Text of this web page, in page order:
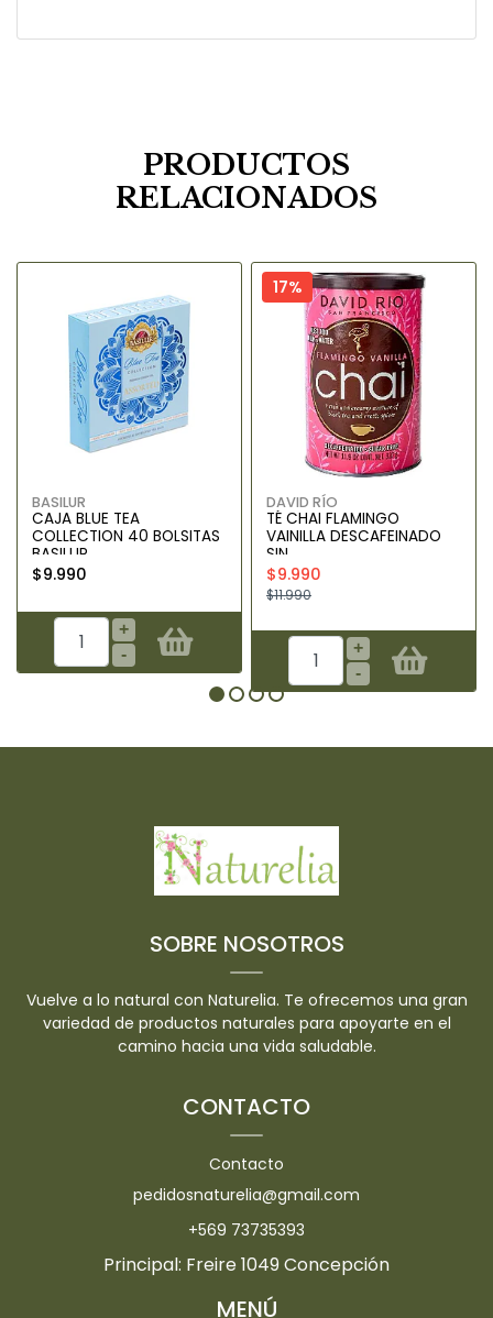
PRODUCTOS
RELACIONADOS
BASILUR
CAJA BLUE TEA
COLLECTION 40 BOLSITAS
BASILUR
$9.990
+
-
17%
DAVID RÍO
TÉ CHAI FLAMINGO
VAINILLA DESCAFEINADO
SIN ..
$9.990
$11.990
+
-
SOBRE NOSOTROS
Vuelve a lo natural con Naturelia. Te ofrecemos una gran
variedad de productos naturales para apoyarte en el
camino hacia una vida saludable.
CONTACTO
Contacto
pedidosnaturelia@gmail.com
+569 73735393
Principal: Freire 1049 Concepción
MENÚ